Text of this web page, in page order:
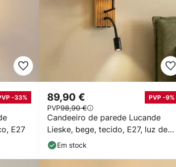
E27
-33%
Candeeiro de parede Lucande
Lieske, bege, tecido, E27, luz de
leitura LED
89,90 € PVP -9%
PVP98,90 €
Em stock